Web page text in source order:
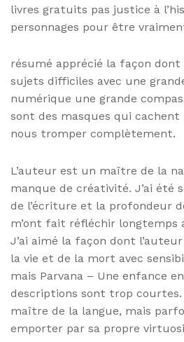
livres gratuits pas justice à
personnages pour être
résumé apprécié la façon dont
sujets difficiles avec une
numérique une grande
sont des masques qui cachent
nous tromper complètement.
L’auteur est un maître de la
manque de créativité. J’ai été
de l’écriture et la profondeur
m’ont fait réfléchir longtemps
J’ai aimé la façon dont
la vie et de la mort avec
mais Parvana – Une enfance
descriptions sont trop courtes.
maître de la langue, mais
emporter par sa propre